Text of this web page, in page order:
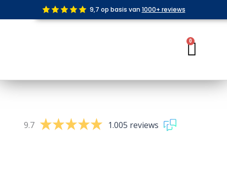
de
9,7 op basis van 1000+ reviews
0
9.7 1.005 reviews